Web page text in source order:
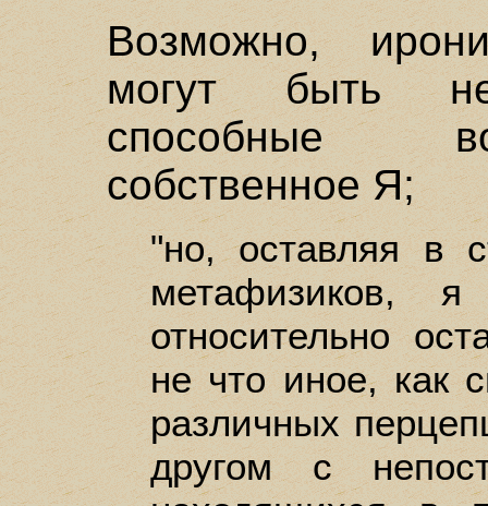
Возможно,
могут быть
способные
собственное Я;
"но, оставляя в
метафизиков,
относительно
не что иное, как
различных
другом с